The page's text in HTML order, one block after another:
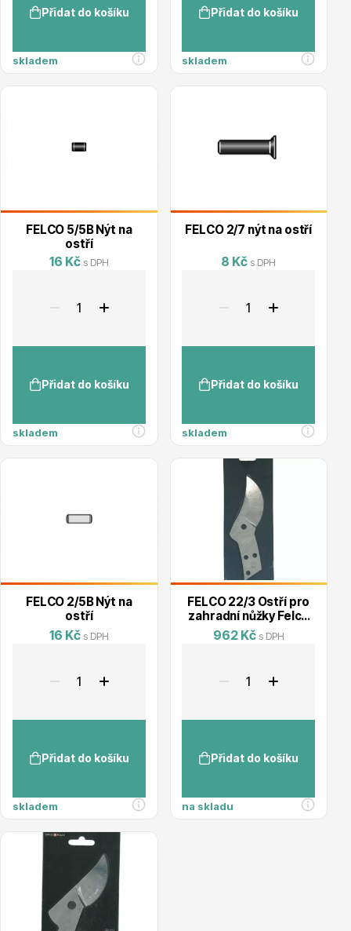
Trvalky
Bylinky do kuchyně
Ovocné stromy
Okrasné keře
Přidat do košíku
skladem
Přidat do košíku
skladem
FELCO 5/5B Nýt na
ostří
16 Kč s DPH
Přidat do košíku
skladem
FELCO 2/7 nýt na ostří
8 Kč s DPH
Přidat do košíku
skladem
FELCO 2/5B Nýt na
ostří
16 Kč s DPH
Přidat do košíku
skladem
FELCO 22/3 Ostří pro
zahradní nůžky Felco
22
962 Kč s DPH
Přidat do košíku
na skladu